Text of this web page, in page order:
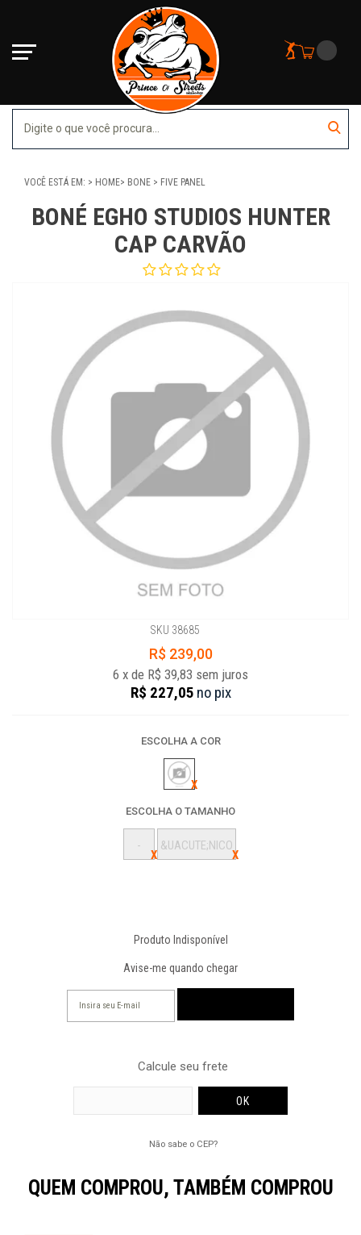
VOCÊ ESTÁ EM: HOME BONE FIVE PANEL
BONÉ EGHO STUDIOS HUNTER
CAP CARVÃO
SKU 38685
R$ 239,00
6 x de R$ 39,83 sem juros
R$ 227,05 no pix
ESCOLHA A COR
ESCOLHA O TAMANHO
- &UACUTE;NICO
Produto Indisponível
Avise-me quando chegar
Calcule seu frete
Não sabe o CEP?
QUEM COMPROU, TAMBÉM COMPROU